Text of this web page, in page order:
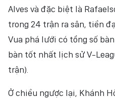
Alves và đặc biệt là
trong 24 trận ra sân, tiền
Vua phá lưới có tổng số
bàn tốt nhất lịch sử V-
trận).
Ở chiều ngược lại, Khánh